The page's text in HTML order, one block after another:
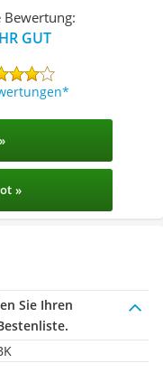
Bewertung:
GUT
»
Sie Ihren